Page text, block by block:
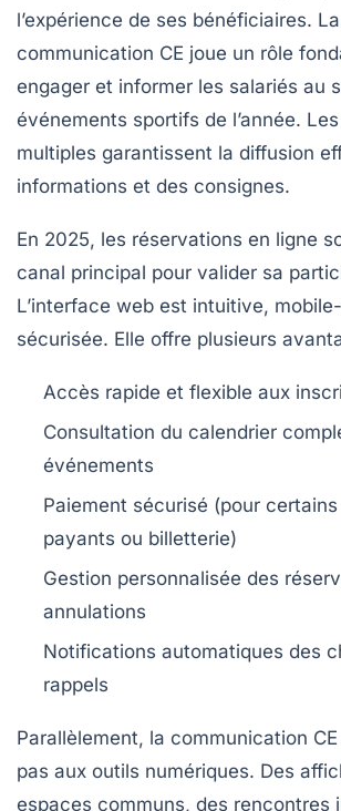
l’expérience de ses bénéficiaires. La
communication CE joue un rôle
engager et informer les salariés au
événements sportifs de l’année.
multiples garantissent la diffusion
informations et des consignes.
En 2025, les réservations en ligne
canal principal pour valider sa
L’interface web est intuitive,
sécurisée. Elle offre plusieurs
Accès rapide et flexible aux
Consultation du calendrier
événements
Paiement sécurisé (pour
payants ou billetterie)
Gestion personnalisée des
annulations
Notifications automatiques des
rappels
Parallèlement, la communication CE
pas aux outils numériques. Des
espaces communs, des rencontres